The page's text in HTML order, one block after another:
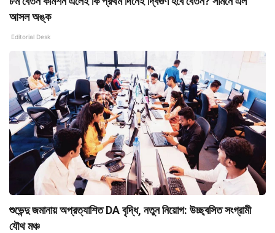
আসল অঙ্ক
Editorial Desk
শুভেন্দু জমানায় অপ্রত্যাশিত DA বৃদ্ধি, নতুন নিয়োগ: উচ্ছ্বসিত সংগ্রামী
যৌথ মঞ্চ